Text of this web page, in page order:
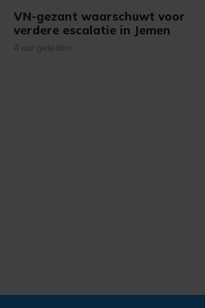
VN-gezant waarschuwt voor
verdere escalatie in Jemen
4 uur geleden